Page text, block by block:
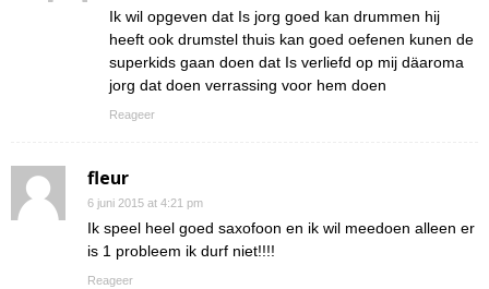
Ik wil opgeven dat Is jorg goed kan drummen hij
heeft ook drumstel thuis kan goed oefenen kunen de
superkids gaan doen dat Is verliefd op mij däaroma
jorg dat doen verrassing voor hem doen
Reageer
fleur
6 juni 2015 at 4:21 pm
Ik speel heel goed saxofoon en ik wil meedoen alleen er
is 1 probleem ik durf niet!!!!
Reageer